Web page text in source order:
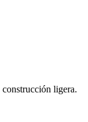
construcción ligera.